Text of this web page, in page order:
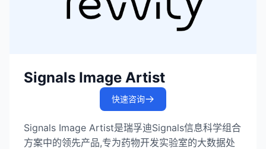
Signals Image Artist
快速咨询
Signals Image Artist是瑞孚迪Signals信息科学组合
方案中的领先产品,专为药物开发实验室的大数据处